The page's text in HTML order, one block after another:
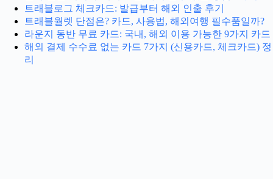
트래블로그 체크카드: 발급부터 해외 인출 후기
트래블월렛 단점은? 카드, 사용법, 해외여행 필수품일까?
라운지 동반 무료 카드: 국내, 해외 이용 가능한 9가지 카드
해외 결제 수수료 없는 카드 7가지 (신용카드, 체크카드) 정
리